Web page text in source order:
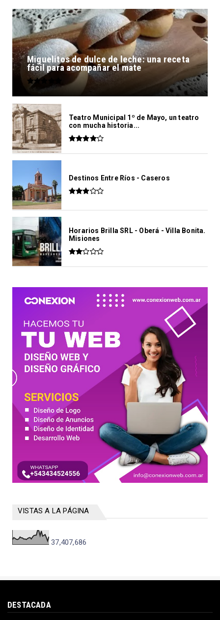
Miguelitos de dulce de leche: una receta
fácil para acompañar el mate
Teatro Municipal 1º de Mayo, un teatro
con mucha historia...
Destinos Entre Ríos - Caseros
Horarios Brilla SRL - Oberá - Villa Bonita.
Misiones
VISTAS A LA PÁGINA
37,407,686
DESTACADA